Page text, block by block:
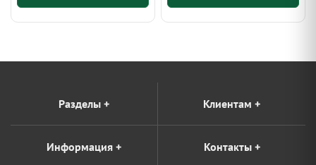
Разделы + Клиентам +
Информация + Контакты+